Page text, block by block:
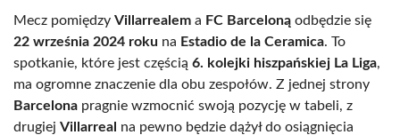
Mecz pomiędzy Villarrealem a FC Barceloną odbędzie się
22 września 2024 roku na Estadio de la Ceramica. To
spotkanie, które jest częścią 6. kolejki hiszpańskiej La Liga,
ma ogromne znaczenie dla obu zespołów. Z jednej strony
Barcelona pragnie wzmocnić swoją pozycję w tabeli, z
drugiej Villarreal na pewno będzie dążył do osiągnięcia